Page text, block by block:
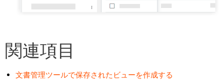
関連項目
文書管理ツールで保存されたビューを作成する